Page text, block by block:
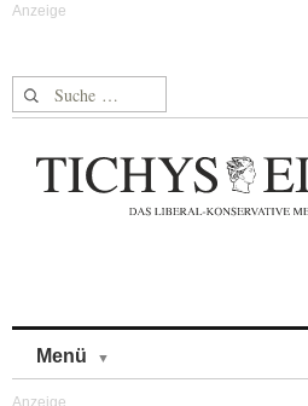
Suche nach:
Menü